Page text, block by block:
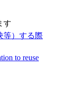
す
等）する際
to reuse